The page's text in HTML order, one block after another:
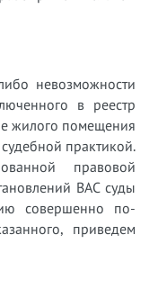
невозможности
в реестр
жилого помещения
практикой.
правовой
ВАС суды
совершенно по-
приведем